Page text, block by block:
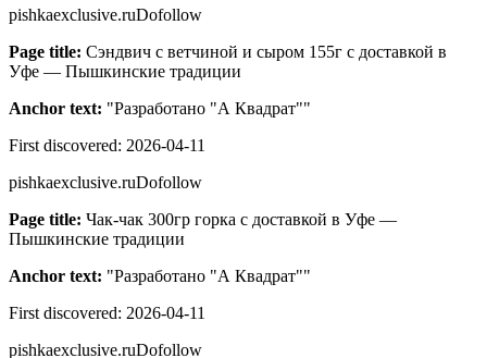
pishkaexclusive.ruDofollow
Page title: Сэндвич с ветчиной и сыром 155г с доставкой в
Уфе — Пышкинские традиции
Anchor text: "Разработано "А Квадрат""
First discovered: 2026-04-11
pishkaexclusive.ruDofollow
Page title: Чак-чак 300гр горка с доставкой в Уфе —
Пышкинские традиции
Anchor text: "Разработано "А Квадрат""
First discovered: 2026-04-11
pishkaexclusive.ruDofollow